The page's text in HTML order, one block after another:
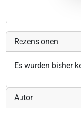
Rezensionen
Es wurden bisher
Autor